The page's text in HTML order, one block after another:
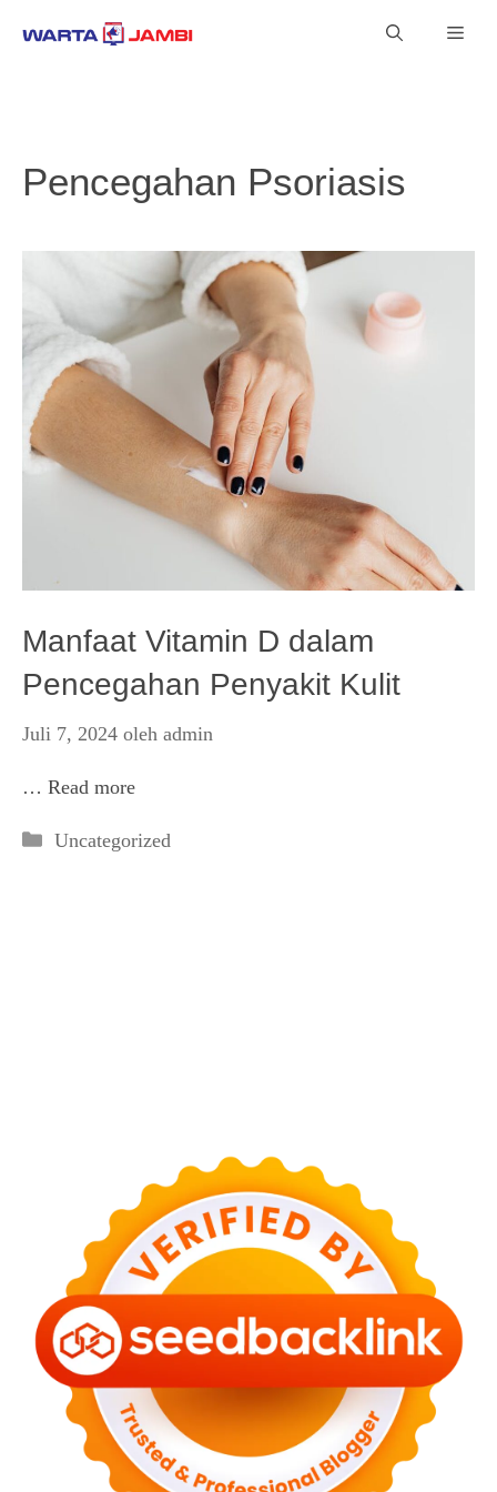
Pencegahan Psoriasis
Manfaat Vitamin D dalam
Pencegahan Penyakit Kulit
Juli 7, 2024 oleh admin
… Read more
Kategori
Uncategorized